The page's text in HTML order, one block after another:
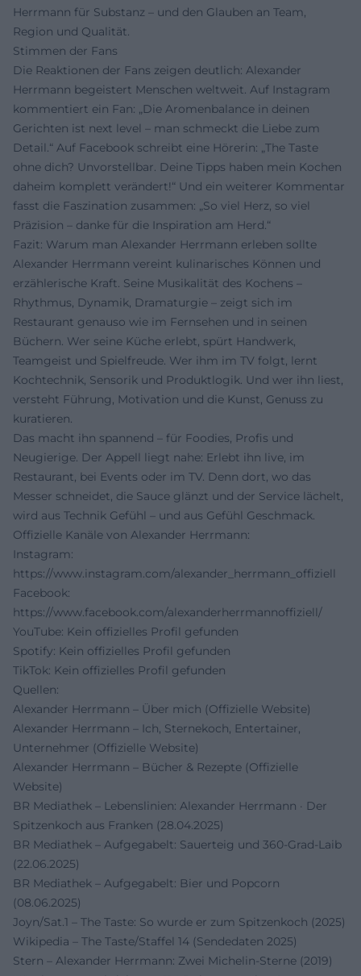
Herrmann für Substanz – und den Glauben an Team,
Region und Qualität.
Stimmen der Fans
Die Reaktionen der Fans zeigen deutlich: Alexander
Herrmann begeistert Menschen weltweit. Auf Instagram
kommentiert ein Fan: „Die Aromenbalance in deinen
Gerichten ist next level – man schmeckt die Liebe zum
Detail.“ Auf Facebook schreibt eine Hörerin: „The Taste
ohne dich? Unvorstellbar. Deine Tipps haben mein Kochen
daheim komplett verändert!“ Und ein weiterer Kommentar
fasst die Faszination zusammen: „So viel Herz, so viel
Präzision – danke für die Inspiration am Herd.“
Fazit: Warum man Alexander Herrmann erleben sollte
Alexander Herrmann vereint kulinarisches Können und
erzählerische Kraft. Seine Musikalität des Kochens –
Rhythmus, Dynamik, Dramaturgie – zeigt sich im
Restaurant genauso wie im Fernsehen und in seinen
Büchern. Wer seine Küche erlebt, spürt Handwerk,
Teamgeist und Spielfreude. Wer ihm im TV folgt, lernt
Kochtechnik, Sensorik und Produktlogik. Und wer ihn liest,
versteht Führung, Motivation und die Kunst, Genuss zu
kuratieren.
Das macht ihn spannend – für Foodies, Profis und
Neugierige. Der Appell liegt nahe: Erlebt ihn live, im
Restaurant, bei Events oder im TV. Denn dort, wo das
Messer schneidet, die Sauce glänzt und der Service lächelt,
wird aus Technik Gefühl – und aus Gefühl Geschmack.
Offizielle Kanäle von Alexander Herrmann:
Instagram:
https://www.instagram.com/alexander_herrmann_offiziell
Facebook:
https://www.facebook.com/alexanderherrmannoffiziell/
YouTube: Kein offizielles Profil gefunden
Spotify: Kein offizielles Profil gefunden
TikTok: Kein offizielles Profil gefunden
Quellen:
Alexander Herrmann – Über mich (Offizielle Website)
Alexander Herrmann – Ich, Sternekoch, Entertainer,
Unternehmer (Offizielle Website)
Alexander Herrmann – Bücher & Rezepte (Offizielle
Website)
BR Mediathek – Lebenslinien: Alexander Herrmann · Der
Spitzenkoch aus Franken (28.04.2025)
BR Mediathek – Aufgegabelt: Sauerteig und 360-Grad-Laib
(22.06.2025)
BR Mediathek – Aufgegabelt: Bier und Popcorn
(08.06.2025)
Joyn/Sat.1 – The Taste: So wurde er zum Spitzenkoch (2025)
Wikipedia – The Taste/Staffel 14 (Sendedaten 2025)
Stern – Alexander Herrmann: Zwei Michelin-Sterne (2019)